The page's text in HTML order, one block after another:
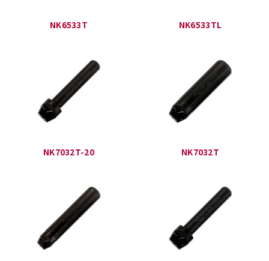
NK6533T NK6533TL
NK7032T-20 NK7032T